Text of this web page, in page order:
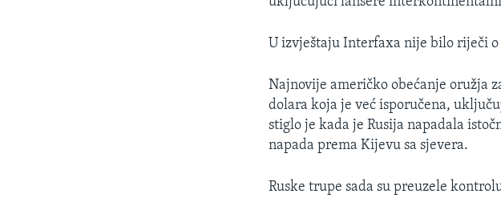
U izvještaju Interfaxa nije bilo riječi o
Najnovije američko obećanje oružja
dolara koja je već isporučena,
stiglo je kada je Rusija napadala
napada prema Kijevu sa sjevera.
Ruske trupe sada su preuzele